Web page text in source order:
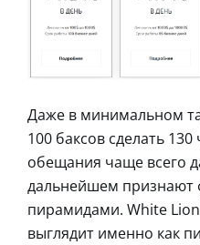
Даже в минимальном
100 баксов сделать
обещания чаще всего
дальнейшем признают
пирамидами. White
выглядит именно как